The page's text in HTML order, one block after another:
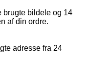
brugte bildele og 14
af din ordre.
adresse fra 24